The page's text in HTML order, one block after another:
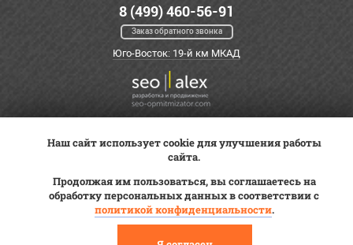
8 (499) 460-56-91
Заказ обратного звонка
Юго-Восток: 19-й км МКАД
Постановка на учет
Трейд-ин
Статьи
ВК Видео
© 2012—2026 «Купи прицеп»™ (ООО «Авангард», ИНН 9723035587)
Наш сайт использует cookie для улучшения работы
сайта.
Продолжая им пользоваться, вы соглашаетесь на
обработку персональных данных в соответствии с
политикой конфиденциальности.